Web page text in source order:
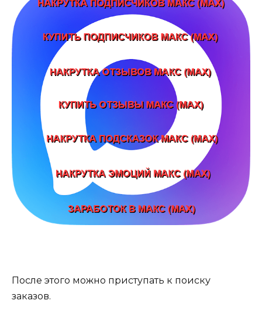
После этого можно приступать к поиску
заказов.